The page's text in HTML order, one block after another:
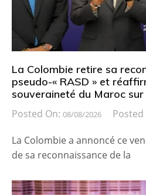
La Colombie retire sa
pseudo-« RASD » et
souveraineté du Maroc
Posted On: 08/08/2026 Posted
La Colombie a annoncé ce
de sa reconnaissance de la